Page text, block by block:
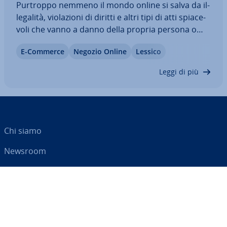
Purtroppo nemmeno il mondo online si salva da il­
le­ga­li­tà, vio­la­zio­ni di diritti e altri tipi di atti spia­ce­
vo­li che vanno a danno della propria persona o
di e-commerce e, in generale, sul web, non sono
E-Commerce Negozio Online Lessico
Leggi di più
Chi siamo
Newsroom